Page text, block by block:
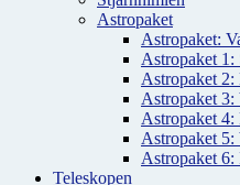
Astropaket
Astropaket:
Astropaket 1:
Astropaket 2:
Astropaket
Astropaket 4:
Astropaket 5:
Astropaket 6:
Teleskopen